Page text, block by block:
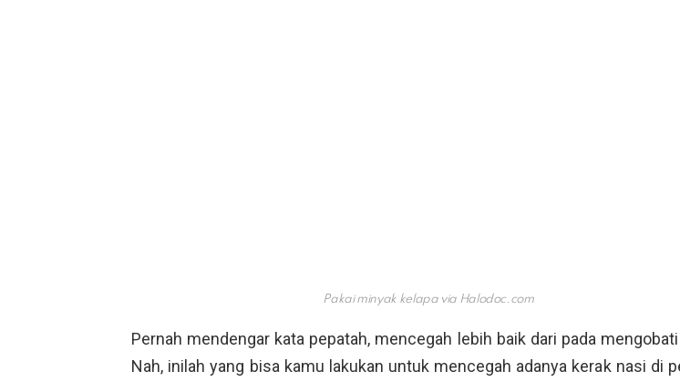
Pakai minyak kelapa via Halodoc.com
Pernah mendengar kata pepatah, mencegah lebih baik dari pada
Nah, inilah yang bisa kamu lakukan untuk mencegah adanya kerak nasi di